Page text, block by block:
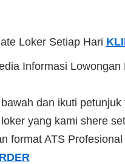
Loker Setiap Hari
Informasi Lowongan
dan ikuti petunjuk
yang kami shere
format ATS